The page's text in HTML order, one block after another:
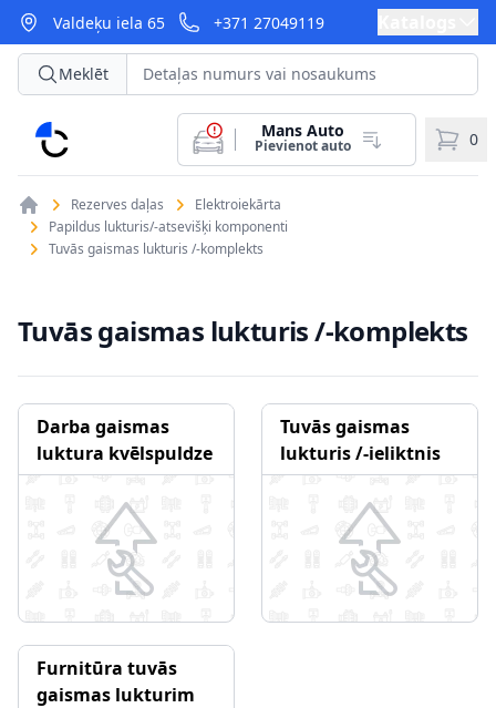
Valdeķu iela 65 +371 27049119
CarParts
Meklēt
Mans Auto
Pievienot auto 0
Rezerves daļas
Elektroiekārta
Papildus lukturis/-atsevišķi komponenti
Tuvās gaismas lukturis /-komplekts
Tuvās gaismas lukturis /-komplekts
Darba gaismas
luktura kvēlspuldze
Tuvās gaismas
lukturis /-ieliktnis
Furnitūra tuvās
gaismas lukturim